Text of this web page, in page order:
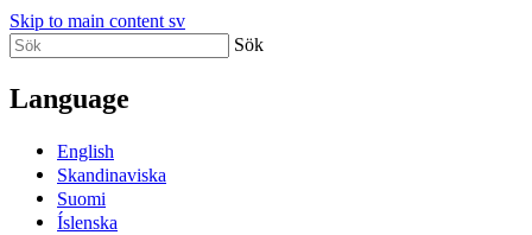
Skip to main content sv
Sök
Language
English
Skandinaviska
Suomi
Íslenska